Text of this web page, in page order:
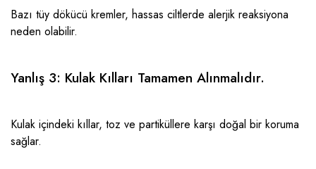
Bazı tüy dökücü kremler, hassas ciltlerde alerjik reaksiyona
neden olabilir.
Yanlış 3: Kulak Kılları Tamamen Alınmalıdır.
Kulak içindeki kıllar, toz ve partiküllere karşı doğal bir koruma
sağlar.